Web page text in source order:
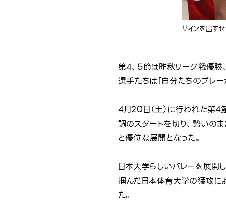
サインを出す
第4、5節は昨秋リーグ戦優勝
選手たちは「自分たちのプレ
4月20日（土）に行われた第4
調のスタートを切り、勢いの
と優位な展開となった。
日本大学らしいバレーを展開
掴んだ日本体育大学の猛攻に
た。